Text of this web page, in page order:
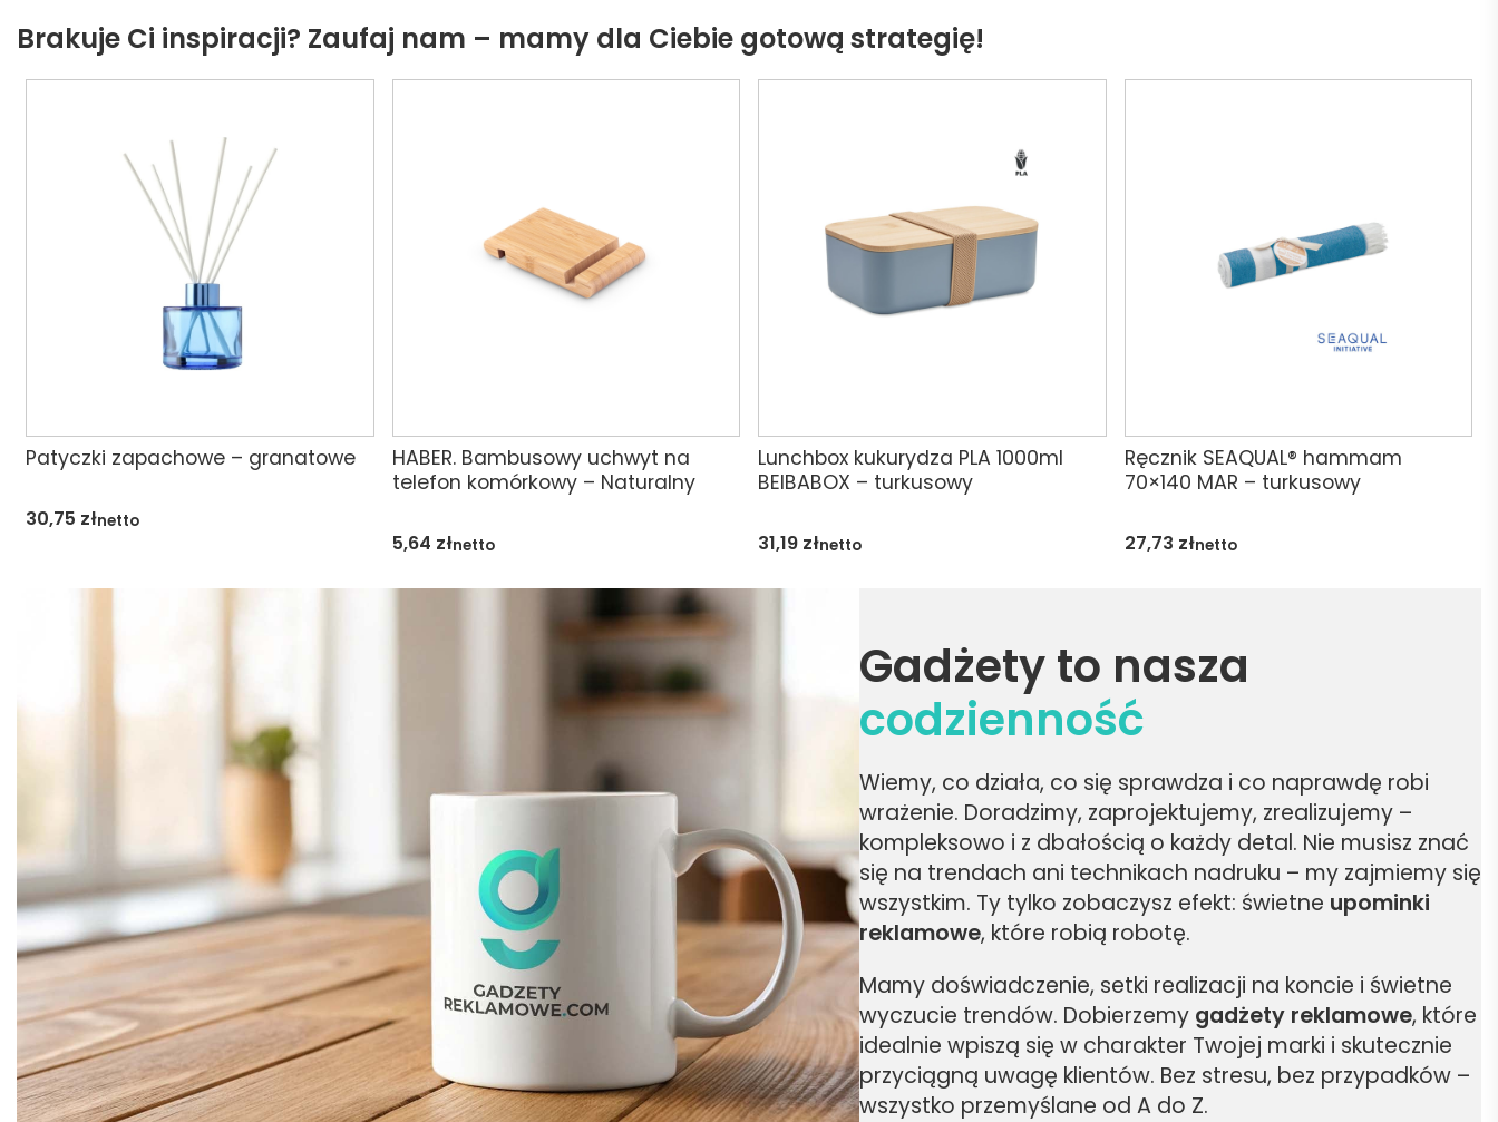
Brakuje Ci inspiracji? Zaufaj nam – mamy dla Ciebie gotową strategię!
Patyczki zapachowe – granatowe
30,75 złnetto
HABER. Bambusowy uchwyt na
telefon komórkowy – Naturalny
5,64 złnetto
Lunchbox kukurydza PLA 1000ml
BEIBABOX – turkusowy
31,19 złnetto
Ręcznik SEAQUAL® hammam
70×140 MAR – turkusowy
27,73 złnetto
Gadżety to nasza
codzienność
Wiemy, co działa, co się sprawdza i co naprawdę robi
wrażenie. Doradzimy, zaprojektujemy, zrealizujemy –
kompleksowo i z dbałością o każdy detal. Nie musisz znać
się na trendach ani technikach nadruku – my zajmiemy się
wszystkim. Ty tylko zobaczysz efekt: świetne upominki
reklamowe, które robią robotę.
Mamy doświadczenie, setki realizacji na koncie i świetne
wyczucie trendów. Dobierzemy gadżety reklamowe, które
idealnie wpiszą się w charakter Twojej marki i skutecznie
przyciągną uwagę klientów. Bez stresu, bez przypadków –
wszystko przemyślane od A do Z.